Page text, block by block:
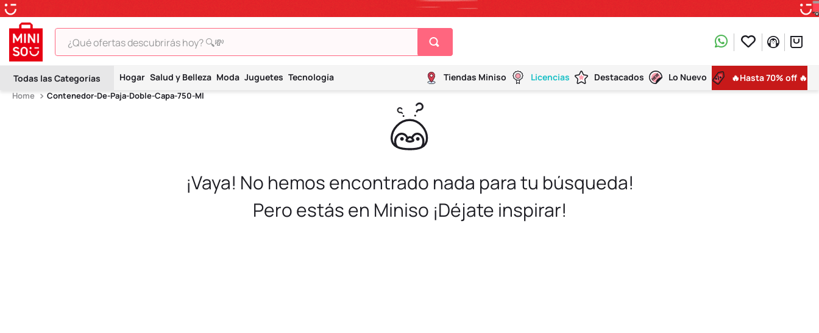
¿Qué ofertas descubrirás hoy? 🔍💸
Hogar Salud y Belleza Moda Juguetes Tecnología Tiendas Miniso Licencias Destacados Lo Nuevo 🔥Hasta 70% off 🔥
Contenedor-De-Paja-Doble-Capa-750-Ml
¡Vaya! No hemos encontrado nada para tu búsqueda!
Pero estás en Miniso ¡Déjate inspirar!
TÉRMINOS MÁS BUSCADOS